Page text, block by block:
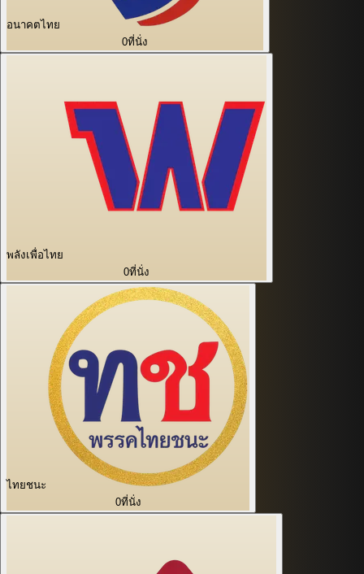
อนาคตไทย
0ที่นั่ง
พลังเพื่อไทย
0ที่นั่ง
ไทยชนะ
0ที่นั่ง